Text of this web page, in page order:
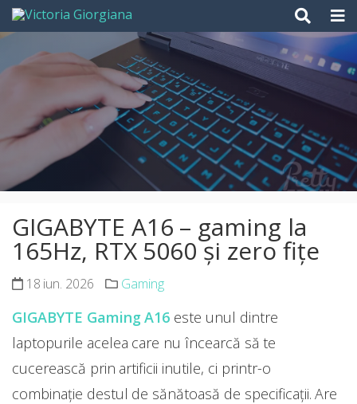
Skip
content
GIGABYTE A16 – gaming la
165Hz, RTX 5060 și zero fițe
18 iun. 2026 Gaming
GIGABYTE Gaming A16 este unul dintre
laptopurile acelea care nu încearcă să te
cucerească prin artificii inutile, ci printr-o
combinație destul de sănătoasă de specificații. Are